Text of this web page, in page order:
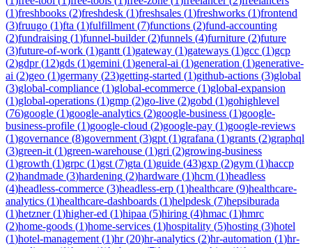
(1)freshbooks (2)freshdesk (1)freshsales (1)freshworks (1)frontend
(3)fruugo (1)fta (1)fulfillment (7)functions (2)fund-accounting
(2)fundraising (1)funnel-builder(2)funnels (4)furniture (2)future
(3)future-of-work (1)gantt (1)gateway (1)gateways (1)gcc (1)gcp
(2)gdpr(12)gds (1)gemini (1)general-ai (1)generation (1)generative-
ai (2)geo (1)germany (23)getting-started (1)github-actions (3)global
(3)global-compliance (1)global-ecommerce (1)global-expansion
(1)global-operations (1)gmp (2)go-live (2)gobd (1)gohighlevel
(76)google (1)google-analytics (2)google-business (1)google-
business-profile (1)google-cloud (2)google-pay (1)google-reviews
(1)governance (8)government (3)gpt (1)grafana (1)grants (2)graphql
(3)green-it (1)green-warehouse (1)gri (2)growing-business
(1)growth (1)grpc (1)gst (7)gta (1)guide (43)gxp (2)gym (1)haccp
(2)handmade (3)hardening (2)hardware (1)hcm (1)headless
(4)headless-commerce (3)headless-erp (1)healthcare (9)healthcare-
analytics (1)healthcare-dashboards (1)helpdesk (7)hepsiburada
(1)hetzner(1)higher-ed (1)hipaa (5)hiring (4)hmac (1)hmrc
(2)home-goods (1)home-services (1)hospitality (5)hosting (3)hotel
(1)hotel-management (1)hr(20)hr-analytics (2)hr-automation (1)hr-